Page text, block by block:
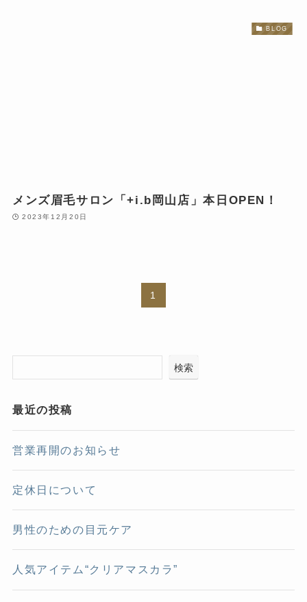
BLOG
メンズ眉毛サロン「+i.b岡山店」本日OPEN！
2023年12月20日
1
検索
最近の投稿
営業再開のお知らせ
定休日について
男性のための目元ケア
人気アイテム“クリアマスカラ”